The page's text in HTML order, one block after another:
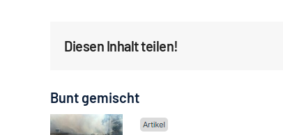
Diesen Inhalt teilen!
Bunt gemischt